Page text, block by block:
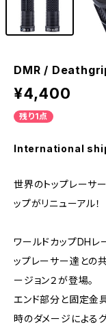
DMR /
¥4,400
残り1点
International
世界のトップレーサ
ップがリニューアル！
ワールドカップDHレ
ップレーサー達との
ージョン２が登場。
エンド部分と固定金
時のダメージによる